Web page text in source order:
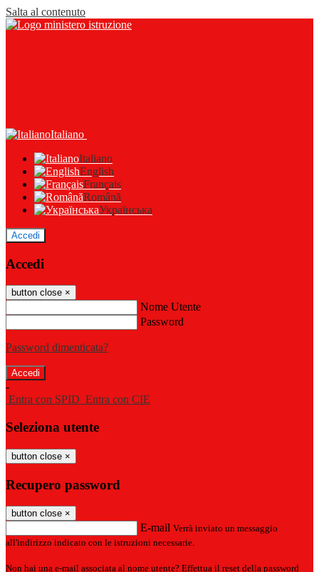
Salta al contenuto
Italiano
Italiano
English
Français
Română
Українська
Accedi
Accedi
button close ×
Nome Utente
Password
Password dimenticata?
-
Entra con SPID Entra con CIE
Seleziona utente
button close ×
Recupero password
button close ×
E-mail Verrà inviato un messaggio
all'indirizzo indicato con le istruzioni necessarie.
Non hai una e-mail associata al nome utente? Effettua il reset della password